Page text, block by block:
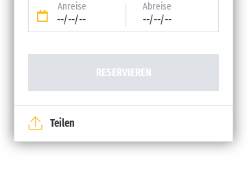
Anreise
--/--/--
Abreise
--/--/--
RESERVIEREN
Teilen